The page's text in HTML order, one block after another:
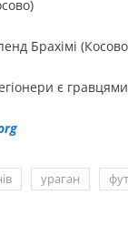
Брахімі
є гравцями
ураган